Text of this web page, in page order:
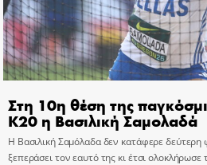
Στη 10η θέση της
Κ20 η Βασιλική Σαμολαδά
Η Βασιλική Σαμόλαδα δεν κατάφερε
ξεπεράσει τον εαυτό της κι έτσι ολοκλήρωσε